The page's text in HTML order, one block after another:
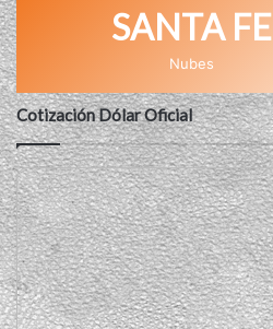
SANTA FE
Nubes
Cotización Dólar Oficial